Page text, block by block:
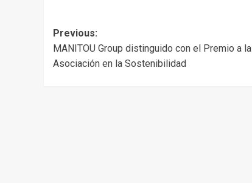
Post
navigation
Previous:
MANITOU Group distinguido con el Premio a la
Asociación en la Sostenibilidad